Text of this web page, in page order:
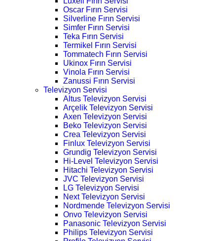
Oscar Fırın Servisi
Silverline Fırın Servisi
Simfer Fırın Servisi
Teka Fırın Servisi
Termikel Fırın Servisi
Tommatech Fırın Servisi
Ukinox Fırın Servisi
Vinola Fırın Servisi
Zanussi Fırın Servisi
Televizyon Servisi
Altus Televizyon Servisi
Arçelik Televizyon Servisi
Axen Televizyon Servisi
Beko Televizyon Servisi
Crea Televizyon Servisi
Finlux Televizyon Servisi
Grundig Televizyon Servisi
Hi-Level Televizyon Servisi
Hitachi Televizyon Servisi
JVC Televizyon Servisi
LG Televizyon Servisi
Next Televizyon Servisi
Nordmende Televizyon Servisi
Onvo Televizyon Servisi
Panasonic Televizyon Servisi
Philips Televizyon Servisi